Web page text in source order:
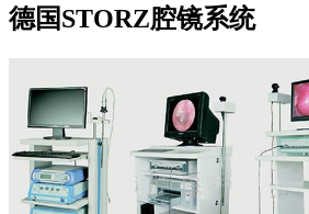
德国STORZ腔镜系统